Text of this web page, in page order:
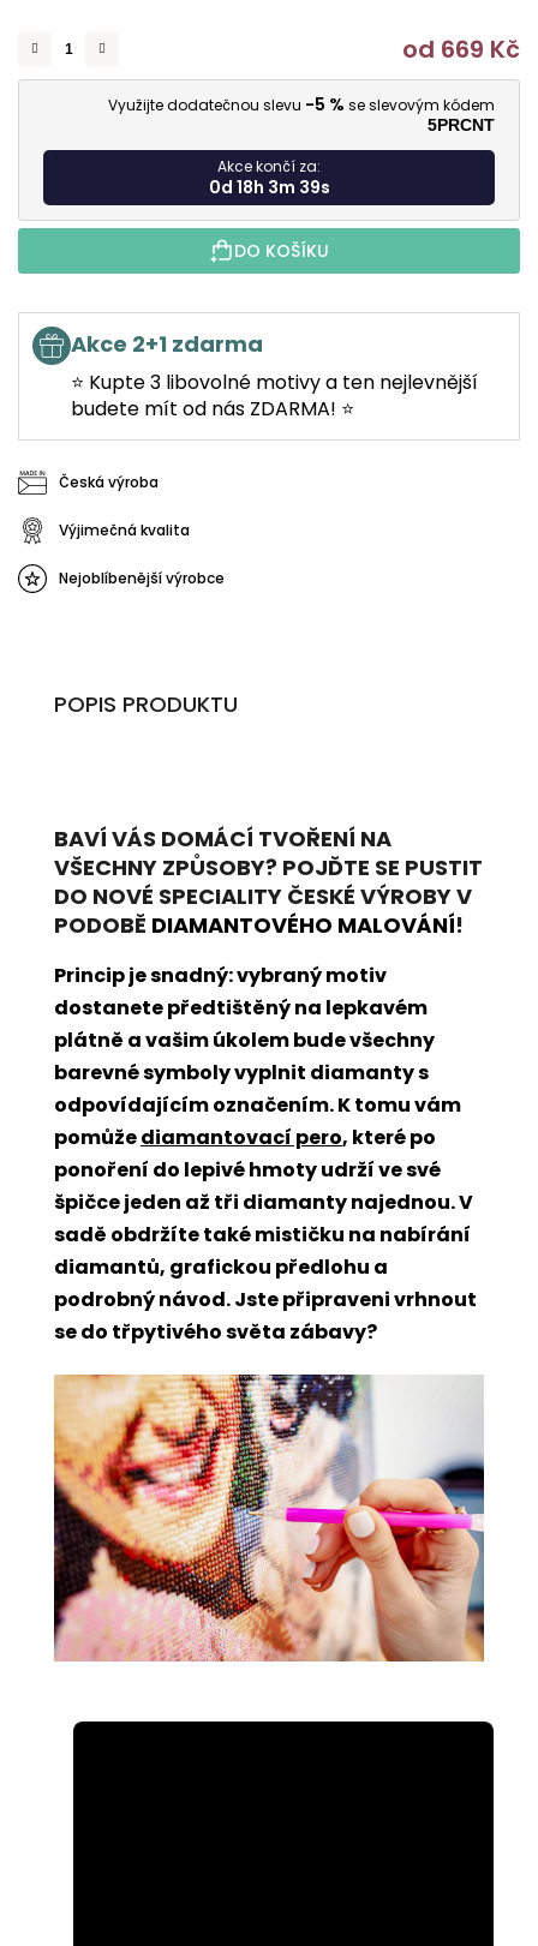
od 669 Kč
Využijte dodatečnou slevu -5 % se slevovým kódem
5PRCNT
Akce končí za:
0d 18h 3m 38s
DO KOŠÍKU
Akce 2+1 zdarma
⭐ Kupte 3 libovolné motivy a ten nejlevnější
budete mít od nás ZDARMA! ⭐
Česká výroba
Výjimečná kvalita
Nejoblíbenější výrobce
POPIS PRODUKTU
BAVÍ VÁS DOMÁCÍ TVOŘENÍ NA
VŠECHNY ZPŮSOBY? POJĎTE SE PUSTIT
DO NOVÉ SPECIALITY ČESKÉ VÝROBY V
PODOBĚ DIAMANTOVÉHO MALOVÁNÍ!
Princip je snadný: vybraný motiv
dostanete předtištěný na lepkavém
plátně a vašim úkolem bude všechny
barevné symboly vyplnit diamanty s
odpovídajícím označením. K tomu vám
pomůžediamantovací pero, které po
ponoření do lepivé hmoty udrží ve své
špičce jeden až tři diamanty najednou. V
sadě obdržíte také mističku na nabírání
diamantů, grafickou předlohu a
podrobný návod. Jste připraveni vrhnout
se do třpytivého světa zábavy?